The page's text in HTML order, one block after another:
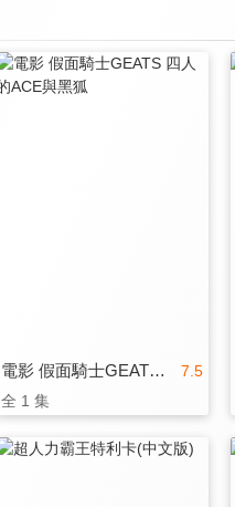
7.5
電影 假面騎士GEATS 四人的ACE與黑狐
全 1 集